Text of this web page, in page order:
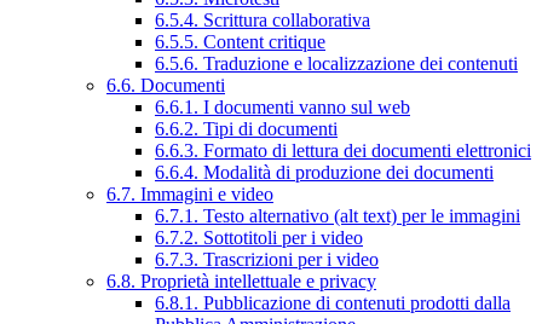
6.5.4. Scrittura collaborativa
6.5.5. Content critique
6.5.6. Traduzione e localizzazione dei contenuti
6.6. Documenti
6.6.1. I documenti vanno sul web
6.6.2. Tipi di documenti
6.6.3. Formato di lettura dei documenti elettronici
6.6.4. Modalità di produzione dei documenti
6.7. Immagini e video
6.7.1. Testo alternativo (alt text) per le immagini
6.7.2. Sottotitoli per i video
6.7.3. Trascrizioni per i video
6.8. Proprietà intellettuale e privacy
6.8.1. Pubblicazione di contenuti prodotti dalla